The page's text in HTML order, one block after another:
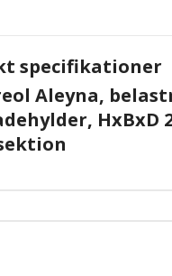
specifikationer
Aleyna,
HxBxD